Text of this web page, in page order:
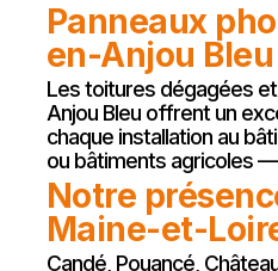
Panneaux
en-Anjou Bleu
Les toitures dégagées
Anjou Bleu offrent un
chaque installation au
ou bâtiments agricoles
Notre
Maine-et-
Candé, Pouancé,